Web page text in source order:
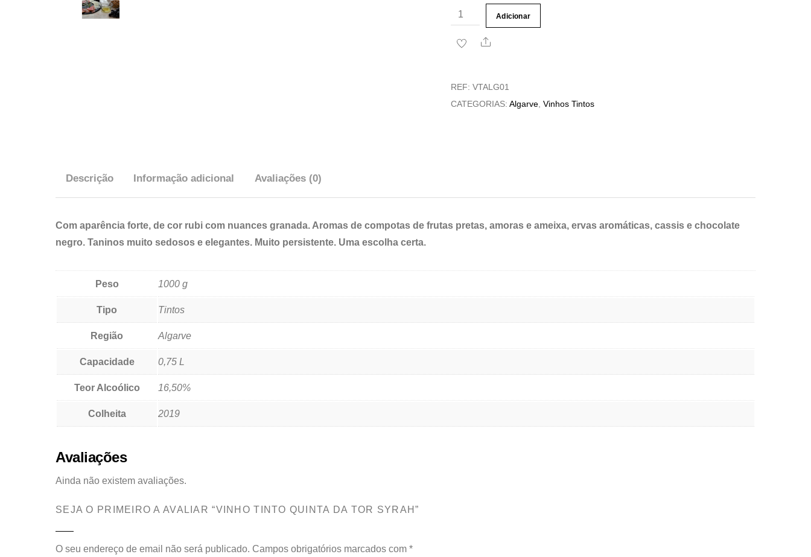
Quantidade
de
Vinho
Adicionar
Share
REF:VTALG01
CATEGORIAS:Algarve,Vinhos Tintos
Descrição Informação adicional Avaliações (0)
Com aparência forte, de cor rubi com nuances granada. Aromas de compotas de frutas pretas, amoras e ameixa, ervas aromáticas, cassis e chocolate
negro. Taninos muito sedosos e elegantes. Muito persistente. Uma escolha certa.
Peso 1000 g
Tipo Tintos
Região Algarve
Capacidade 0,75 L
Teor Alcoólico 16,50%
Colheita 2019
Avaliações
Ainda não existem avaliações.
SEJA O PRIMEIRO A AVALIAR “VINHO TINTO QUINTA DA TOR SYRAH”
O seu endereço de email não será publicado. Campos obrigatórios marcados com *